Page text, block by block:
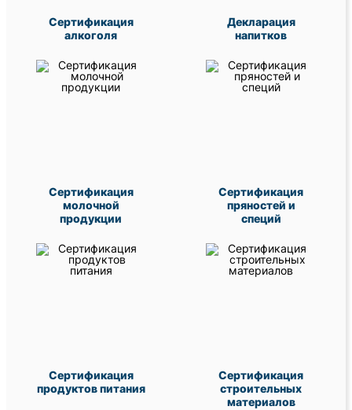
Сертификация
алкоголя
Декларация
напитков
Сертификация
молочной
продукции
Сертификация
пряностей и
специй
Сертификация
продуктов питания
Сертификация
строительных
материалов